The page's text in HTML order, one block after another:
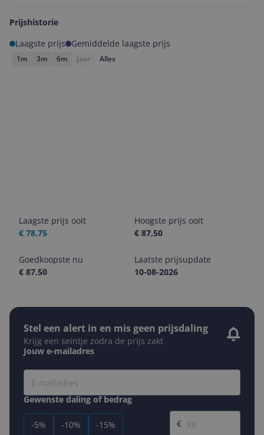
Prijshistorie
Laagste prijs
Gemiddelde laagste prijs
1m 3m 6m Jaar Alles
Laagste prijs ooit
€ 78,75
Hoogste prijs ooit
€ 87,50
Goedkoopste nu
€ 87,50
Laatste prijsupdate
10-08-2026
Stel een alert in en mis geen prijsdaling
Krijg een seintje zodra de prijs zakt
Jouw e-mailadres
Gewenste daling of bedrag
-5% -10% -15%
Gewenste prijs
€